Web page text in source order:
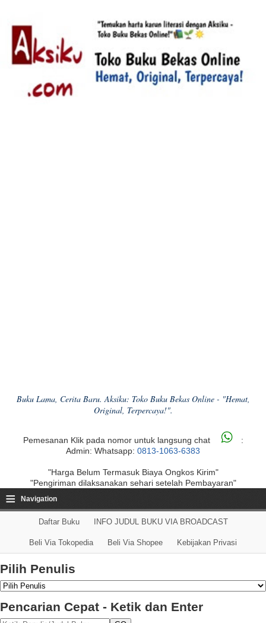
Buku Lama, Cerita Baru. Aksiku: Toko Buku Bekas Online - "Hemat,
Original, Terpercaya!".
Pemesanan Klik pada nomor untuk langsung chat
:
Admin: Whatsapp: 0813-1063-6383
"Harga Belum Termasuk Biaya Ongkos Kirim"
"Pengiriman dilaksanakan sehari setelah Pembayaran"
≡ Navigation
Daftar Buku INFO JUDUL BUKU VIA BROADCAST
Beli Via Tokopedia Beli Via Shopee Kebijakan Privasi
Pilih Penulis
Pencarian Cepat - Ketik dan Enter